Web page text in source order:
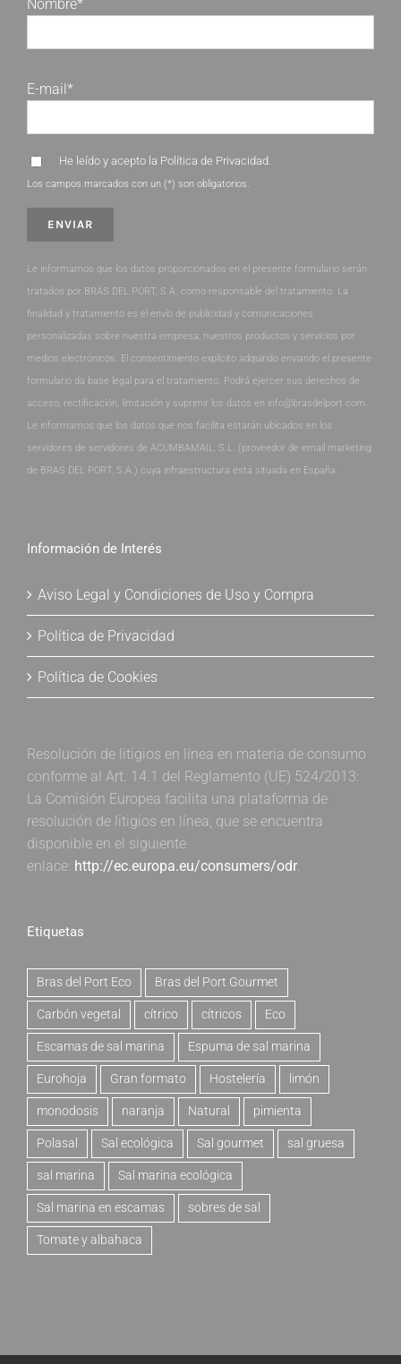
Nombre*
E-mail*
He leído y acepto la Política de Privacidad.
Los campos marcados con un (*) son obligatorios.
Le informamos que los datos proporcionados en el presente formulario serán
tratados por BRAS DEL PORT, S.A. como responsable del tratamiento. La
finalidad y tratamiento es el envío de publicidad y comunicaciones
personalizadas sobre nuestra empresa, nuestros productos y servicios por
medios electrónicos. El consentimiento explícito adquirido enviando el presente
formulario da base legal para el tratamiento. Podrá ejercer sus derechos de
acceso, rectificación, limitación y suprimir los datos en info@brasdelport.com.
Le informamos que los datos que nos facilita estarán ubicados en los
servidores de servidores de ACUMBAMAIL, S.L. (proveedor de email marketing
de BRAS DEL PORT, S.A.) cuya infraestructura está situada en España.
Información de Interés
Aviso Legal y Condiciones de Uso y Compra
Política de Privacidad
Política de Cookies
Resolución de litigios en línea en materia de consumo
conforme al Art. 14.1 del Reglamento (UE) 524/2013:
La Comisión Europea facilita una plataforma de
resolución de litigios en línea, que se encuentra
disponible en el siguiente
enlace: http://ec.europa.eu/consumers/odr.
Etiquetas
Bras del Port Eco Bras del Port Gourmet
Carbón vegetal cítrico cítricos Eco
Escamas de sal marina Espuma de sal marina
Eurohoja Gran formato Hostelería limón
monodosis naranja Natural pimienta
Polasal Sal ecológica Sal gourmet sal gruesa
sal marina Sal marina ecológica
Sal marina en escamas sobres de sal
Tomate y albahaca